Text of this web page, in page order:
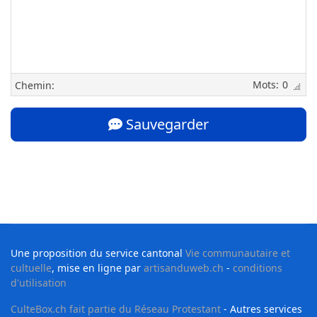
Chemin: 0
Sauvegarder
Une proposition du service cantonal Vie communautaire et
cultuelle, mise en ligne par artisanduweb.ch - conditions
d'utilisation
CulteBox.ch fait partie du Réseau Protestant - Autres services